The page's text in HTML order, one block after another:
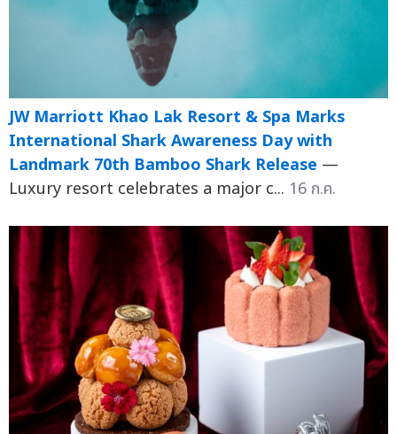
JW Marriott Khao Lak Resort & Spa Marks
International Shark Awareness Day with
Landmark 70th Bamboo Shark Release —
Luxury resort celebrates a major c... 16 ก.ค.